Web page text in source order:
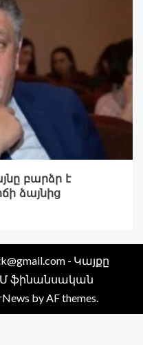
բարձր է
ձայնից
- Կայքը
ֆինանսական
by AF themes.